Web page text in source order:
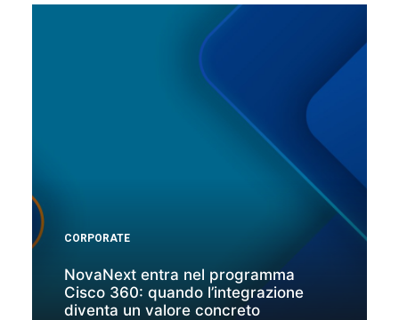
CORPORATE
NovaNext entra nel programma
Cisco 360: quando l’integrazione
diventa un valore concreto